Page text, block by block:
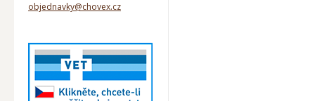
objednavky@chovex.cz